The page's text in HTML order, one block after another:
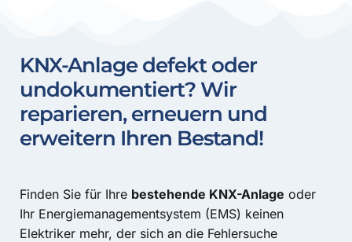
KNX-Anlage defekt oder
undokumentiert? Wir
reparieren, erneuern und
erweitern Ihren Bestand!
Finden Sie für Ihre bestehende KNX-Anlage oder
Ihr Energiemanagementsystem (EMS) keinen
Elektriker mehr, der sich an die Fehlersuche